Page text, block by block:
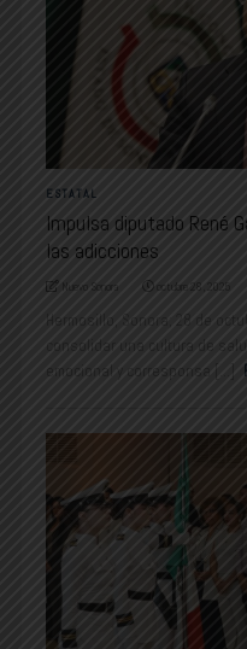
ESTATAL
Impulsa diputado René
las adicciones
Nuevo Sonora octubre 28, 2025
Hermosillo, Sonora; 28 de
consolidar una cultura de
emocional y corresponsa [...]